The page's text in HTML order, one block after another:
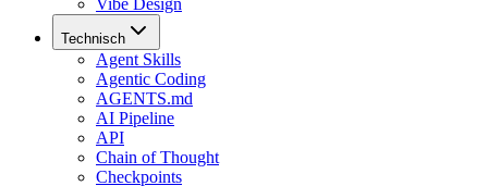
Vibe Design
Technisch
Agent Skills
Agentic Coding
AGENTS.md
AI Pipeline
API
Chain of Thought
Checkpoints